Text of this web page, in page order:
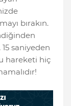
bırakın.
saniyeden
hareketi hiç